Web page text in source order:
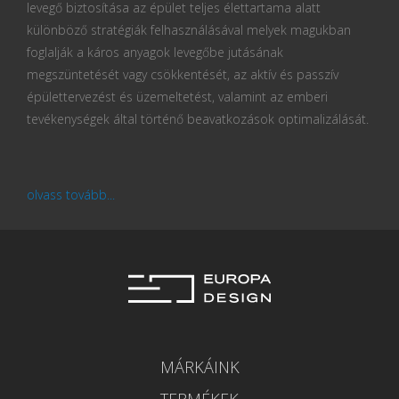
levegő biztosítása az épület teljes élettartama alatt
különböző stratégiák felhasználásával melyek magukban
foglalják a káros anyagok levegőbe jutásának
megszüntetését vagy csökkentését, az aktív és passzív
épülettervezést és üzemeltetést, valamint az emberi
tevékenységek által történő beavatkozások optimalizálását.
olvass tovább...
MÁRKÁINK